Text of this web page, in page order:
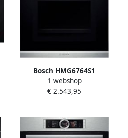
Bosch HMG6764S1
Inbouwoven Grill
Zelfreinigend Kinderslot
1 webshop
€ 2.543,95